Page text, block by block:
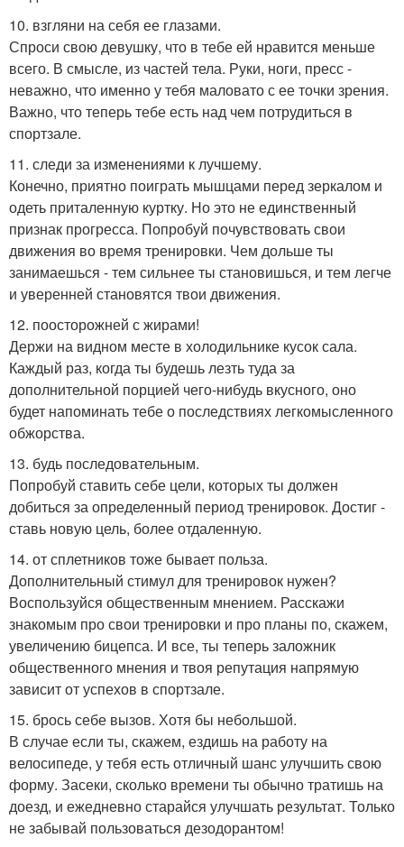
10. взгляни на себя ее глазами.
Спроси свою девушку, что в тебе ей нравится меньше
всего. В смысле, из частей тела. Руки, ноги, пресс -
неважно, что именно у тебя маловато с ее точки зрения.
Важно, что теперь тебе есть над чем потрудиться в
спортзале.
11. следи за изменениями к лучшему.
Конечно, приятно поиграть мышцами перед зеркалом и
одеть приталенную куртку. Но это не единственный
признак прогресса. Попробуй почувствовать свои
движения во время тренировки. Чем дольше ты
занимаешься - тем сильнее ты становишься, и тем легче
и уверенней становятся твои движения.
12. поосторожней с жирами!
Держи на видном месте в холодильнике кусок сала.
Каждый раз, когда ты будешь лезть туда за
дополнительной порцией чего-нибудь вкусного, оно
будет напоминать тебе о последствиях легкомысленного
обжорства.
13. будь последовательным.
Попробуй ставить себе цели, которых ты должен
добиться за определенный период тренировок. Достиг -
ставь новую цель, более отдаленную.
14. от сплетников тоже бывает польза.
Дополнительный стимул для тренировок нужен?
Воспользуйся общественным мнением. Расскажи
знакомым про свои тренировки и про планы по, скажем,
увеличению бицепса. И все, ты теперь заложник
общественного мнения и твоя репутация напрямую
зависит от успехов в спортзале.
15. брось себе вызов. Хотя бы небольшой.
В случае если ты, скажем, ездишь на работу на
велосипеде, у тебя есть отличный шанс улучшить свою
форму. Засеки, сколько времени ты обычно тратишь на
доезд, и ежедневно старайся улучшать результат. Только
не забывай пользоваться дезодорантом!